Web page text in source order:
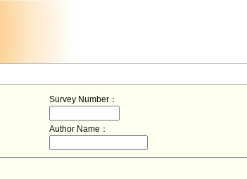
Survey Number：
Author Name：